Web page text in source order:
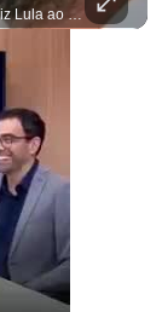
“Quem nunca pediu um empréstimo a um amigo?”, diz Lula ao defender seu ex-chefe de gabinete Marcola, que recebeu R$ 249 mil de uma empresa ligada a uma amiga de Lulinha. #OAntagonista Se você busca informação com credibilidade, inscreva-se agora e ative o